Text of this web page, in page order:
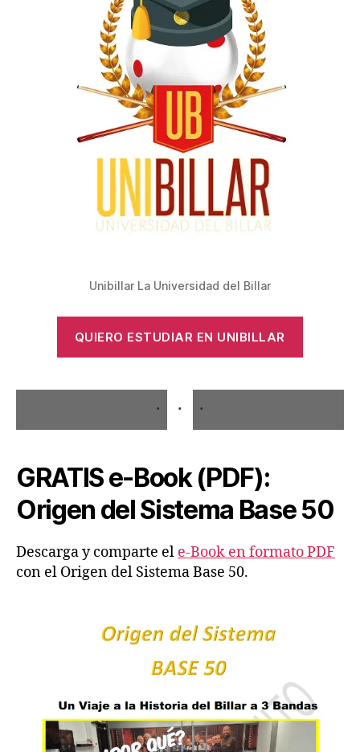
Unibillar La Universidad del Billar
QUIERO ESTUDIAR EN UNIBILLAR
GRATIS e-Book (PDF):
Origen del Sistema Base 50
Descarga y comparte el e-Book en formato PDF
con el Origen del Sistema Base 50.